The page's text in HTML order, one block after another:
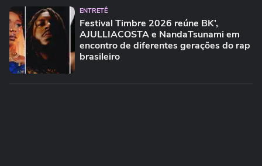
ENTRETÊ
Festival Timbre 2026 reúne BK’,
AJULLIACOSTA e NandaTsunami em
encontro de diferentes gerações do rap
brasileiro